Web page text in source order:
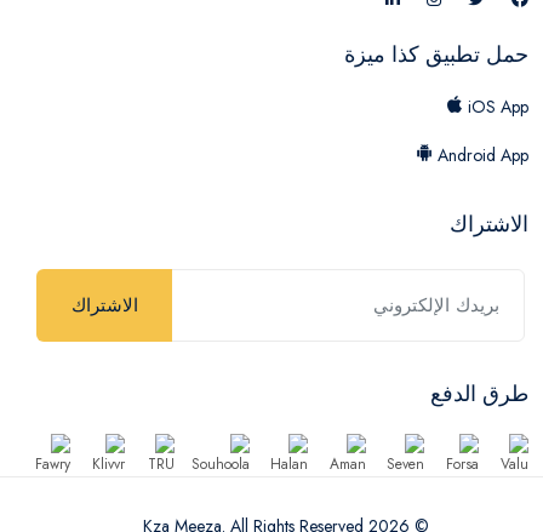
حمل تطبيق كذا ميزة
iOS App
Android App
الاشتراك
الاشتراك
طرق الدفع
© 2026 Kza Meeza. All Rights Reserved